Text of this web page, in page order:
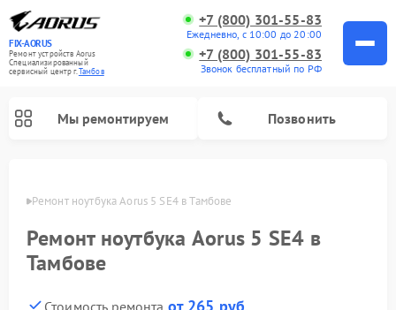
FIX-AORUS
Ремонт устройств Aorus
Специализированный
cервисный центр г.Тамбов
+7 (800) 301-55-83
Ежедневно, с 10:00 до 20:00
+7 (800) 301-55-83
Звонок бесплатный по РФ
Мы ремонтируем Позвонить
Ремонт ноутбука Aorus 5 SE4 в Тамбове
Ремонт ноутбука Aorus 5 SE4 в
Тамбове